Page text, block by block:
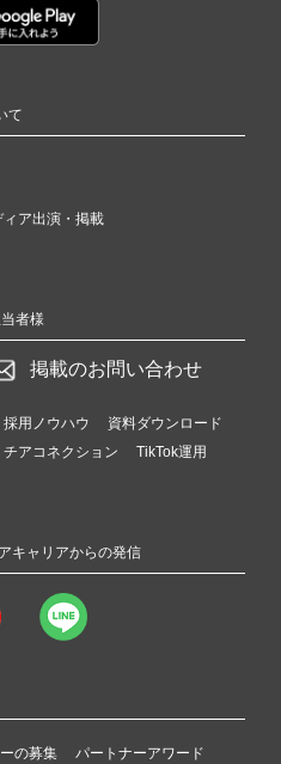
て
ィア出演・掲載
者様
掲載のお問い合わせ
採用ノウハウ
資料ダウンロード
チアコネクション
TikTok運用
キャリアからの発信
の募集 パートナーアワード